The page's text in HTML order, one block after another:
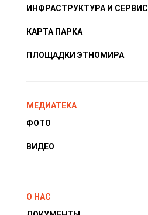
ИНФРАСТРУКТУРА И СЕРВИС
КАРТА ПАРКА
ПЛОЩАДКИ ЭТНОМИРА
МЕДИАТЕКА
ФОТО
ВИДЕО
О НАС